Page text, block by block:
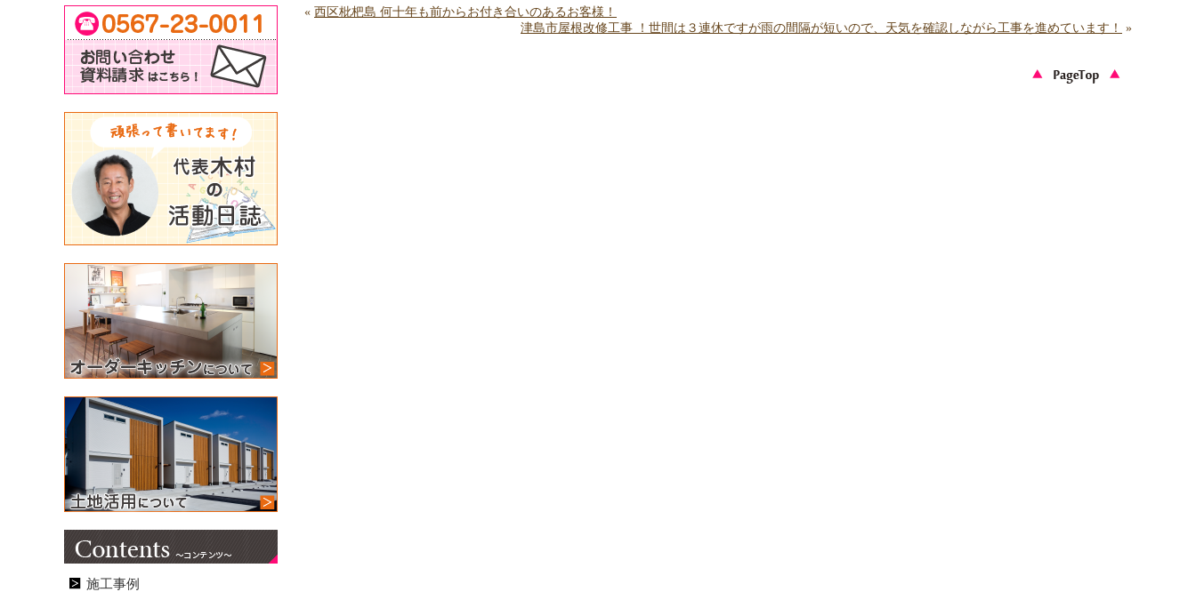
« 西区枇杷島 何十年も前からお付き合いのあるお客様！
津島市屋根改修工事 ！世間は３連休ですが雨の間隔が短いので、天気を確認しながら工事を進めています！
»
施工事例